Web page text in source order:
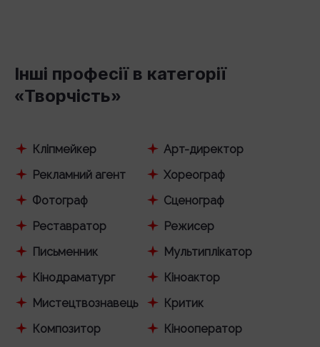
Інші професії в категорії
«Творчість»
Кліпмейкер
Арт-директор
Рекламний агент
Хореограф
Фотограф
Сценограф
Реставратор
Режисер
Письменник
Мультиплікатор
Кінодраматург
Кіноактор
Мистецтвознавець
Критик
Композитор
Кінооператор